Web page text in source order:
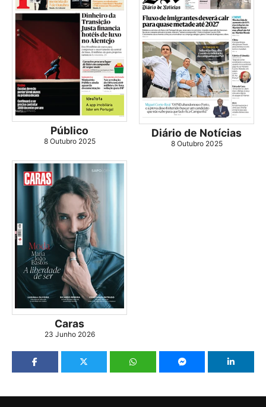
Público
8 Outubro 2025
Diário de Notícias
8 Outubro 2025
Caras
23 Junho 2026